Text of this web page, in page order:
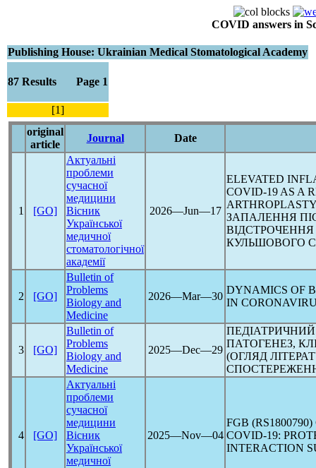
COVID answers in
Publishing House: Ukrainian Medical Stomatological Academy
87 Results Page 1
[1]
original
article
Journal Date
1 [GO]
Актуальні
проблеми
сучасної
медицини
Вісник
Української
медичної
стоматологічної
академії
2026―Jun―17
ELEVATED
COVID-19 AS A
ЗАПАЛЕННЯ
КУЛЬШОВОГО
2 [GO]
Bulletin of
Problems
Biology and
Medicine
2026―Mar―30
DYNAMICS OF
IN
3 [GO]
Bulletin of
Problems
Biology and
Medicine
2025―Dec―29
ПАТОГЕНЕЗ,
(ОГЛЯД
4 [GO]
Актуальні
проблеми
сучасної
медицини
Вісник
Української
медичної
2025―Nov―04
FGB
COVID-19:
INTERACTION